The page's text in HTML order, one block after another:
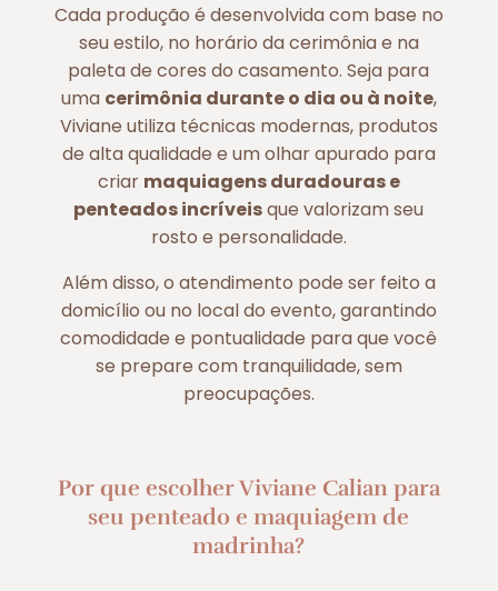
Cada produção é desenvolvida com base no
seu estilo, no horário da cerimônia e na
paleta de cores do casamento. Seja para
uma cerimônia durante o dia ou à noite,
Viviane utiliza técnicas modernas, produtos
de alta qualidade e um olhar apurado para
criar maquiagens duradouras e
penteados incríveisque valorizam seu
rosto e personalidade.
Além disso, o atendimento pode ser feito a
domicílio ou no local do evento, garantindo
comodidade e pontualidade para que você
se prepare com tranquilidade, sem
preocupações.
Por que escolher Viviane Calian para
seu penteado e maquiagem de
madrinha?